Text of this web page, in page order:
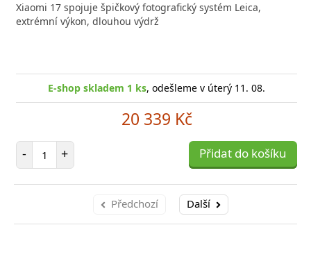
Xiaomi 17 spojuje špičkový fotografický systém Leica,
extrémní výkon, dlouhou výdrž
E-shop skladem 1 ks, odešleme v úterý 11. 08.
20 339 Kč
- Počet položek
+ Přidat do košíku
Předchozí Další